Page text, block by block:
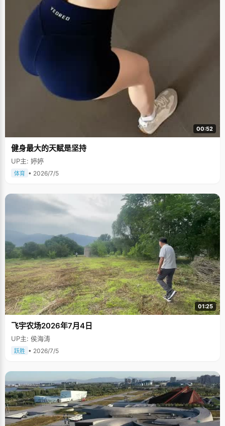
00:52
健身最大的天赋是坚持
UP主: 婷婷
体育 • 2026/7/5
01:25
飞宇农场2026年7月4日
UP主: 侯海涛
跃胜 • 2026/7/5